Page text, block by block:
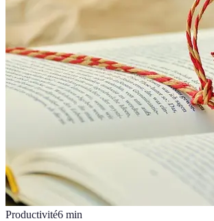
Productivité6 min